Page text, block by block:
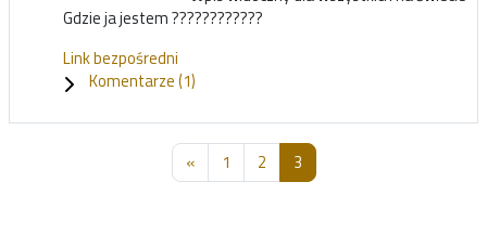
Gdzie ja jestem ????????????
Link bezpośredni
Komentarze (1)
«Poprzednia strona
1 Strona 1
2Strona 2
3Strona 3